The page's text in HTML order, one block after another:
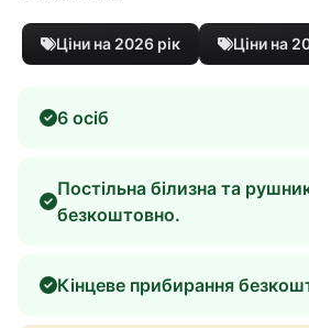
Ціни на 2026 рік Ціни на
6 осіб
Постільна білизна та
безкоштовно.
Кінцеве прибирання